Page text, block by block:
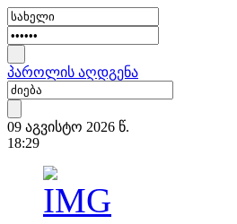
პაროლის აღდგენა
09 აგვისტო 2026 წ.
18:29